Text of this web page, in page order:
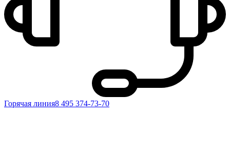
Горячая линия8 495 374-73-70